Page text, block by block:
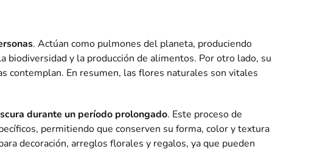
. Actúan como pulmones del planeta, produciendo
biodiversidad y la producción de alimentos. Por otro lado, su
contemplan. En resumen, las flores naturales son vitales
durante un período prolongado. Este proceso de
permitiendo que conserven su forma, color y textura
decoración, arreglos florales y regalos, ya que pueden